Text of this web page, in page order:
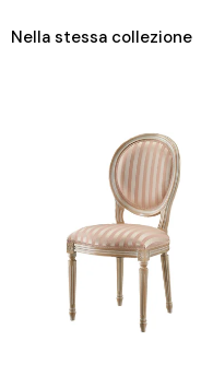
Nella stessa collezione